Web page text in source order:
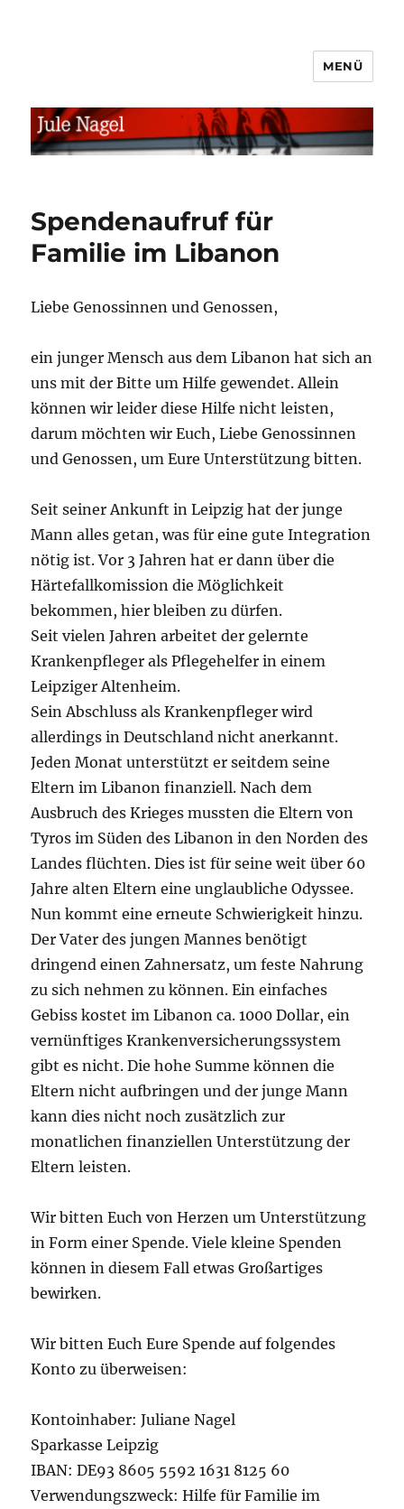
MENÜ
Spendenaufruf für
Familie im Libanon
Liebe Genossinnen und Genossen,
ein junger Mensch aus dem Libanon hat sich an
uns mit der Bitte um Hilfe gewendet. Allein
können wir leider diese Hilfe nicht leisten,
darum möchten wir Euch, Liebe Genossinnen
und Genossen, um Eure Unterstützung bitten.
Seit seiner Ankunft in Leipzig hat der junge
Mann alles getan, was für eine gute Integration
nötig ist. Vor 3 Jahren hat er dann über die
Härtefallkomission die Möglichkeit
bekommen, hier bleiben zu dürfen.
Seit vielen Jahren arbeitet der gelernte
Krankenpfleger als Pflegehelfer in einem
Leipziger Altenheim.
Sein Abschluss als Krankenpfleger wird
allerdings in Deutschland nicht anerkannt.
Jeden Monat unterstützt er seitdem seine
Eltern im Libanon finanziell. Nach dem
Ausbruch des Krieges mussten die Eltern von
Tyros im Süden des Libanon in den Norden des
Landes flüchten. Dies ist für seine weit über 60
Jahre alten Eltern eine unglaubliche Odyssee.
Nun kommt eine erneute Schwierigkeit hinzu.
Der Vater des jungen Mannes benötigt
dringend einen Zahnersatz, um feste Nahrung
zu sich nehmen zu können. Ein einfaches
Gebiss kostet im Libanon ca. 1000 Dollar, ein
vernünftiges Krankenversicherungssystem
gibt es nicht. Die hohe Summe können die
Eltern nicht aufbringen und der junge Mann
kann dies nicht noch zusätzlich zur
monatlichen finanziellen Unterstützung der
Eltern leisten.
Wir bitten Euch von Herzen um Unterstützung
in Form einer Spende. Viele kleine Spenden
können in diesem Fall etwas Großartiges
bewirken.
Wir bitten Euch Eure Spende auf folgendes
Konto zu überweisen:
Kontoinhaber: Juliane Nagel
Sparkasse Leipzig
IBAN: DE93 8605 5592 1631 8125 60
Verwendungszweck: Hilfe für Familie im